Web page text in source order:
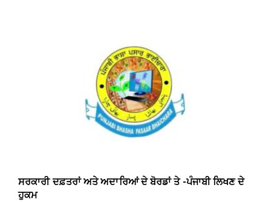
ਸਰਕਾਰੀ ਦਫ਼ਤਰਾਂ ਅਤੇ ਅਦਾਰਿਆਂ ਦੇ ਬੋਰਡਾਂ ਤੇ -ਪੰਜਾਬੀ ਲਿਖਣ ਦੇ
ਹੁਕਮ